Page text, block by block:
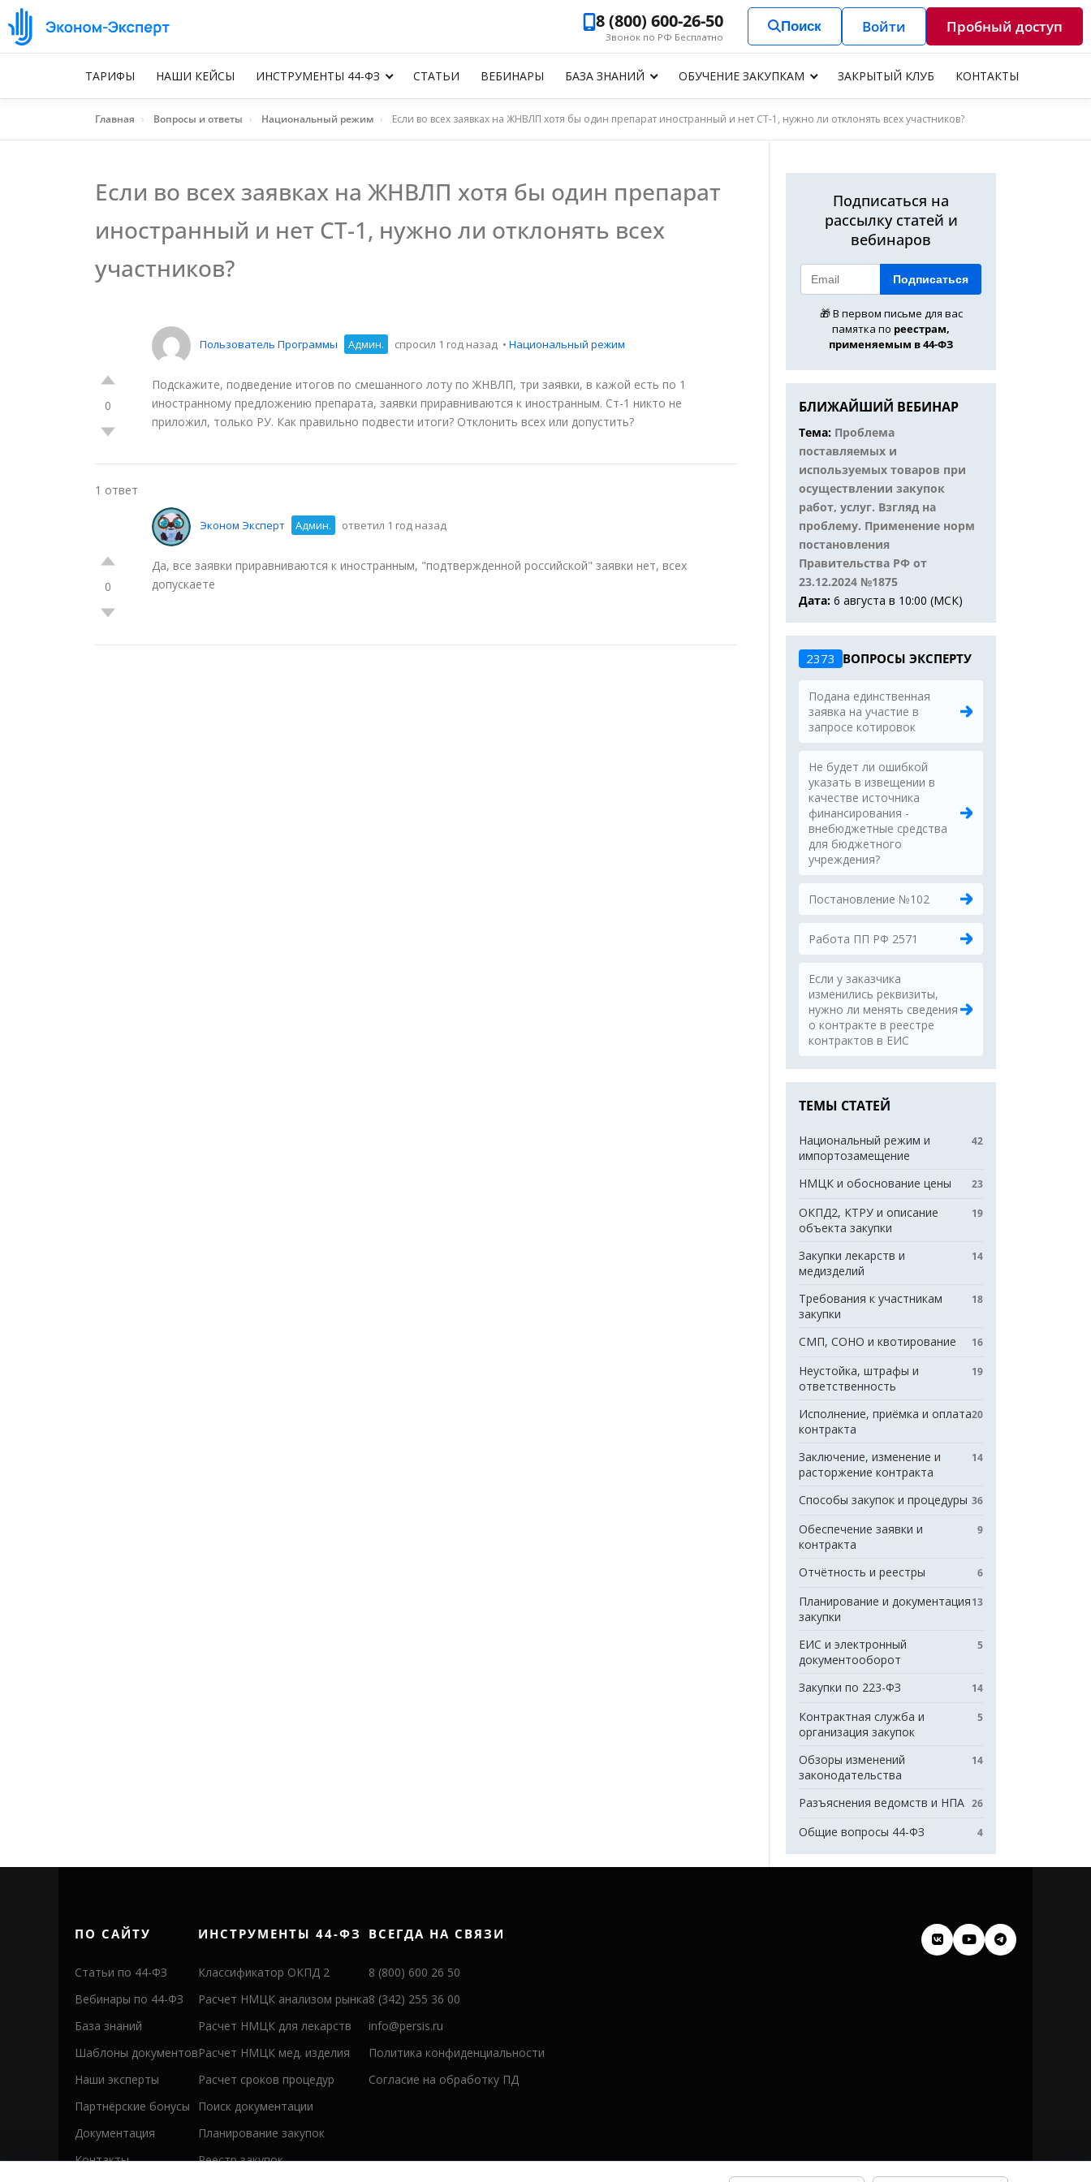
8 (800) 600-26-50
Звонок по РФ Бесплатно
Поиск Войти Пробный доступ
ТАРИФЫ НАШИ КЕЙСЫ ИНСТРУМЕНТЫ 44-ФЗ СТАТЬИ ВЕБИНАРЫ БАЗА ЗНАНИЙ ОБУЧЕНИЕ ЗАКУПКАМ ЗАКРЫТЫЙ КЛУБ КОНТАКТЫ
Главная › Вопросы и ответы › Национальный режим › Если во всех заявках на ЖНВЛП хотя бы один препарат иностранный и нет СТ-1, нужно ли отклонять всех участников?
Если во всех заявках на ЖНВЛП хотя бы один препарат
иностранный и нет СТ-1, нужно ли отклонять всех
участников?
0
Пользователь Программы Админ. спросил 1 год назад • Национальный режим
Подскажите, подведение итогов по смешанного лоту по ЖНВЛП, три заявки, в кажой есть по 1
иностранному предложению препарата, заявки приравниваются к иностранным. Ст-1 никто не
приложил, только РУ. Как правильно подвести итоги? Отклонить всех или допустить?
1 ответ
0
Эконом Эксперт Админ. ответил 1 год назад
Да, все заявки приравниваются к иностранным, "подтвержденной российской" заявки нет, всех
допускаете
Подписаться на
рассылку статей и
вебинаров
Подписаться
🎁 В первом письме для вас
памятка по реестрам,
применяемым в 44-ФЗ
БЛИЖАЙШИЙ ВЕБИНАР
Тема: Проблема
поставляемых и
используемых товаров при
осуществлении закупок
работ, услуг. Взгляд на
проблему. Применение норм
постановления
Правительства РФ от
23.12.2024 №1875
Дата: 6 августа в 10:00 (МСК)
2373 ВОПРОСЫ ЭКСПЕРТУ
Подана единственная
заявка на участие в
запросе котировок
Не будет ли ошибкой
указать в извещении в
качестве источника
финансирования -
внебюджетные средства
для бюджетного
учреждения?
Постановление №102
Работа ПП РФ 2571
Если у заказчика
изменились реквизиты,
нужно ли менять сведения
о контракте в реестре
контрактов в ЕИС
ТЕМЫ СТАТЕЙ
Национальный режим и
импортозамещение
42
НМЦК и обоснование цены 23
ОКПД2, КТРУ и описание
объекта закупки
19
Закупки лекарств и
медизделий
14
Требования к участникам
закупки
18
СМП, СОНО и квотирование 16
Неустойка, штрафы и
ответственность
19
Исполнение, приёмка и оплата
контракта
20
Заключение, изменение и
расторжение контракта
14
Способы закупок и процедуры 36
Обеспечение заявки и
контракта
9
Отчётность и реестры 6
Планирование и документация
закупки
13
ЕИС и электронный
документооборот
5
Закупки по 223-ФЗ 14
Контрактная служба и
организация закупок
5
Обзоры изменений
законодательства
14
Разъяснения ведомств и НПА 26
Общие вопросы 44-ФЗ 4
ПО САЙТУ
Статьи по 44-ФЗ
Вебинары по 44-ФЗ
База знаний
Шаблоны документов
Наши эксперты
Партнёрские бонусы
Документация
Контакты
ИНСТРУМЕНТЫ 44-ФЗ
Классификатор ОКПД 2
Расчет НМЦК анализом рынка
Расчет НМЦК для лекарств
Расчет НМЦК мед. изделия
Расчет сроков процедур
Поиск документации
Планирование закупок
Реестр закупок
ВСЕГДА НА СВЯЗИ
8 (800) 600 26 50
8 (342) 255 36 00
info@persis.ru
Политика конфиденциальности
Согласие на обработку ПД